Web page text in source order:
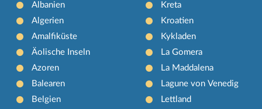
Albanien
Algerien
Amalfiküste
Äolische Inseln
Azoren
Balearen
Belgien
Kreta
Kroatien
Kykladen
La Gomera
La Maddalena
Lagune von Venedig
Lettland